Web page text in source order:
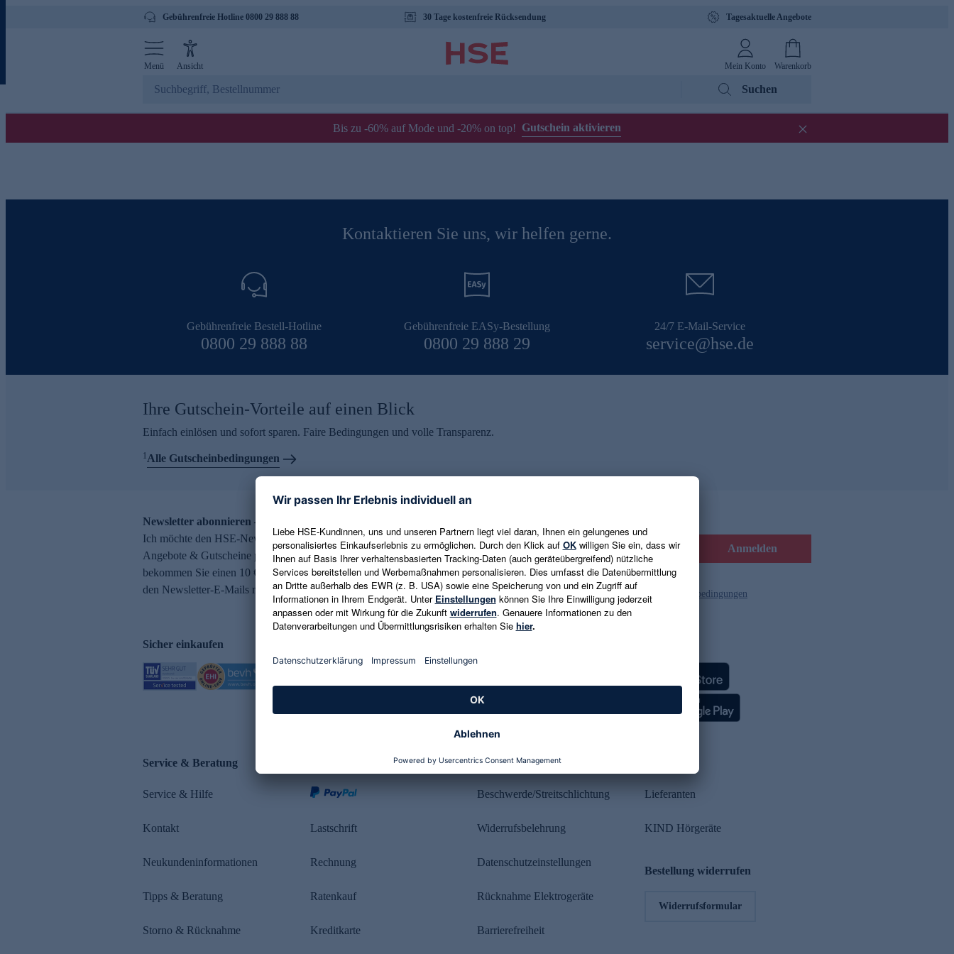
Gebührenfreie Hotline 0800 29 888 88 30 Tage kostenfreie Rücksendung Tagesaktuelle Angebote
Menü Ansicht Mein Konto Warenkorb
Suchen
Bis zu -60% auf Mode und -20% on top! Gutschein aktivieren
Kontaktieren Sie uns, wir helfen gerne.
Gebührenfreie Bestell-Hotline
0800 29 888 88
Gebührenfreie EASy-Bestellung
0800 29 888 29
24/7 E-Mail-Service
service@hse.de
Ihre Gutschein-Vorteile auf einen Blick
Einfach einlösen und sofort sparen. Faire Bedingungen und volle Transparenz.
1Alle Gutscheinbedingungen
Newsletter abonnieren – 10 € Gutschein erhalten
Ich möchte den HSE-Newsletter abonnieren und aktuelle Trends,
Angebote & Gutscheine per E-Mail erhalten. Als Dankeschön
bekommen Sie einen 10 € Gutschein. Eine Abmeldung ist jederzeit in
den Newsletter-E-Mails möglich.
E-Mail-Adresse eingeben Anmelden
Es gelten die Datenschutzrichtlinien und die Gutscheinbedingungen
Sicher einkaufen
Service & Beratung
Service & Hilfe
Kontakt
Neukundeninformationen
Tipps & Beratung
Storno & Rücknahme
Lastschrift
Rechnung
Ratenkauf
Kreditkarte
Rechtliches
Beschwerde/Streitschlichtung
Widerrufsbelehrung
Datenschutzeinstellungen
Rücknahme Elektrogeräte
Barrierefreiheit
Lieferanten
KIND Hörgeräte
Bestellung widerrufen
Widerrufsformular